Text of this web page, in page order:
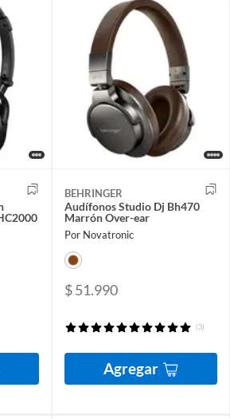
BEHRINGER
Audífonos Studio Dj Bh470
Marrón Over-ear
Por Novatronic
$ 51.990
(3)
Agregar